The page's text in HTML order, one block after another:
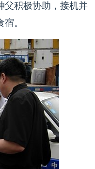
父积极协助，接机并
。